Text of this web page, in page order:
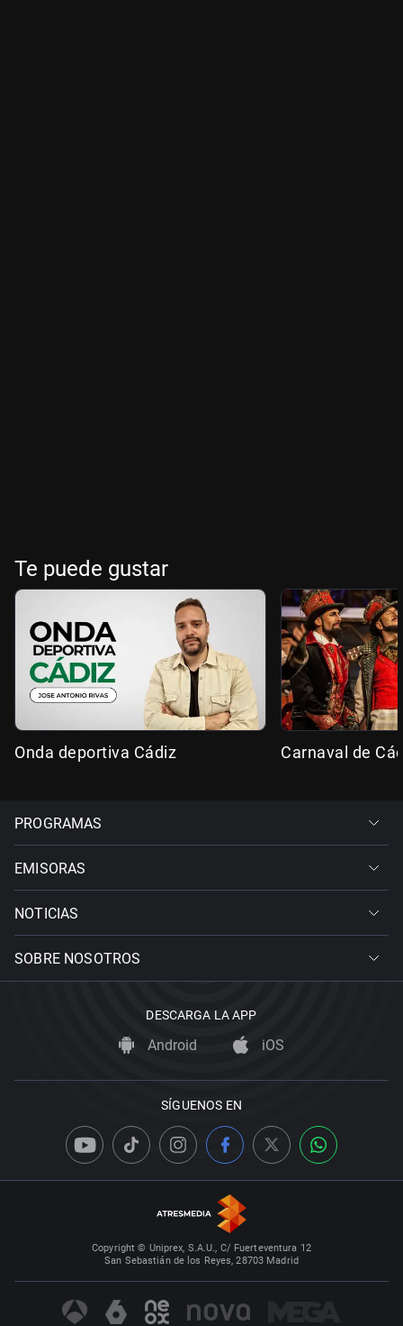
Te puede gustar
Onda deportiva Cádiz Carnaval de
PROGRAMAS
EMISORAS
NOTICIAS
SOBRE NOSOTROS
DESCARGA LA APP
Android iOS
SÍGUENOS EN
Copyright © Uniprex, S.A.U., C/ Fuerteventura 12
San Sebastián de los Reyes, 28703 Madrid